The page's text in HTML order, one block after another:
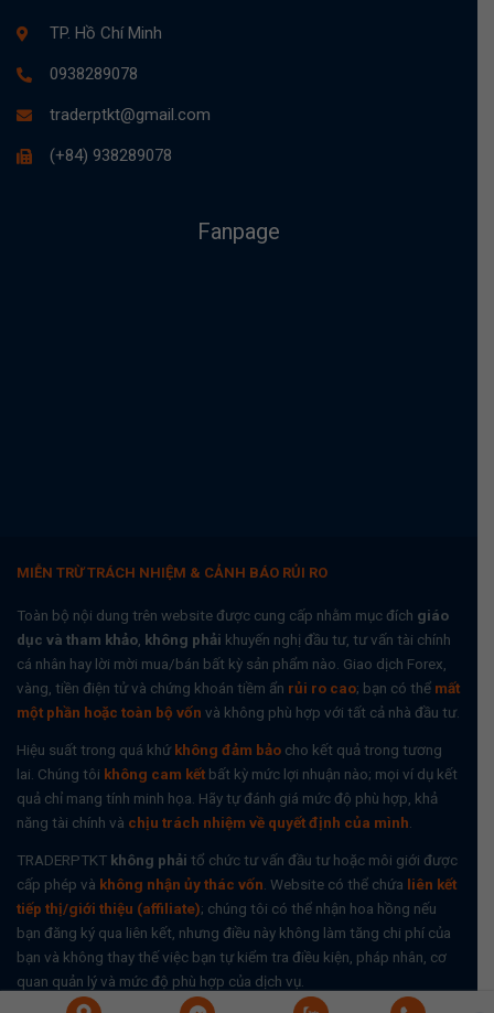
TP. Hồ Chí Minh
0938289078
traderptkt@gmail.com
(+84) 938289078
Fanpage
MIỄN TRỪ TRÁCH NHIỆM & CẢNH BÁO RỦI RO
Toàn bộ nội dung trên website được cung cấp nhằm mục đích giáo
dục và tham khảo, không phải khuyến nghị đầu tư, tư vấn tài chính
cá nhân hay lời mời mua/bán bất kỳ sản phẩm nào. Giao dịch Forex,
vàng, tiền điện tử và chứng khoán tiềm ẩn rủi ro cao; bạn có thể mất
một phần hoặc toàn bộ vốn và không phù hợp với tất cả nhà đầu tư.
Hiệu suất trong quá khứ không đảm bảo cho kết quả trong tương
lai. Chúng tôi không cam kết bất kỳ mức lợi nhuận nào; mọi ví dụ kết
quả chỉ mang tính minh họa. Hãy tự đánh giá mức độ phù hợp, khả
năng tài chính và chịu trách nhiệm về quyết định của mình.
TRADERPTKT không phải tổ chức tư vấn đầu tư hoặc môi giới được
cấp phép và không nhận ủy thác vốn. Website có thể chứa liên kết
tiếp thị/giới thiệu (affiliate); chúng tôi có thể nhận hoa hồng nếu
bạn đăng ký qua liên kết, nhưng điều này không làm tăng chi phí của
bạn và không thay thế việc bạn tự kiểm tra điều kiện, pháp nhân, cơ
quan quản lý và mức độ phù hợp của dịch vụ.